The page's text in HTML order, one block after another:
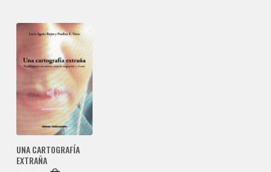
UNA CARTOGRAFÍA
EXTRAÑA